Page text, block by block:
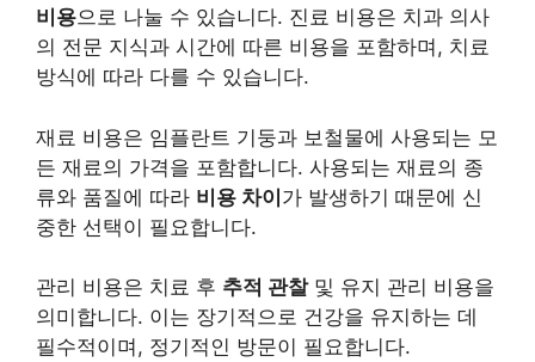
비용으로 나눌 수 있습니다. 진료 비용은 치과 의사
의 전문 지식과 시간에 따른 비용을 포함하며, 치료
방식에 따라 다를 수 있습니다.
재료 비용은 임플란트 기둥과 보철물에 사용되는 모
든 재료의 가격을 포함합니다. 사용되는 재료의 종
류와 품질에 따라 비용 차이가 발생하기 때문에 신
중한 선택이 필요합니다.
관리 비용은 치료 후 추적 관찰및 유지 관리 비용을
의미합니다. 이는 장기적으로 건강을 유지하는 데
필수적이며, 정기적인 방문이 필요합니다.